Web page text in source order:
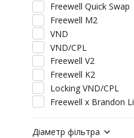
Freewell Quick Swap
Freewell M2
VND
VND/CPL
Freewell V2
Freewell K2
Locking VND/CPL
Freewell x Brandon Li
Діаметр фільтра